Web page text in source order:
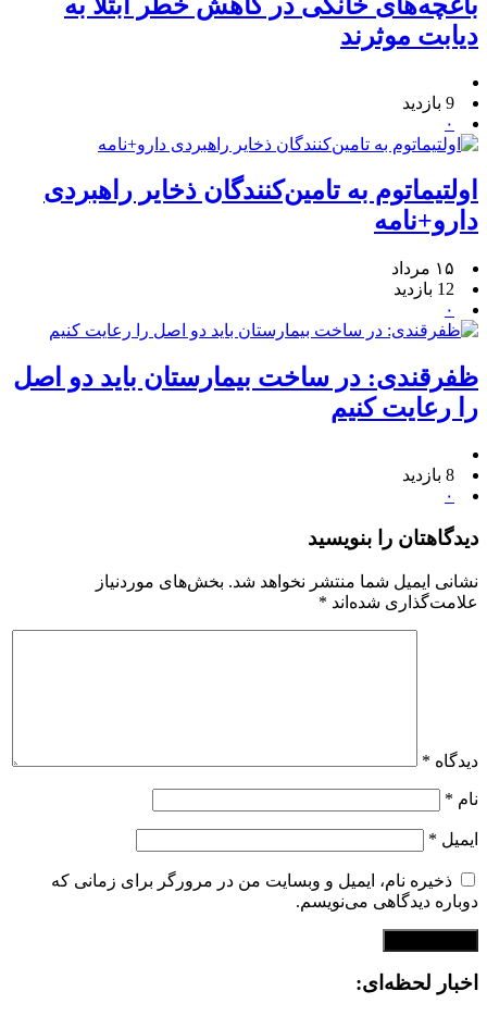
دیابت موثرند
9 بازدید
۰
اولتیماتوم به تامین‌کنندگان ذخایر راهبردی
دارو+نامه
۱۵ مرداد
12 بازدید
۰
ظفرقندی: در ساخت بیمارستان باید دو اصل
را رعایت کنیم
8 بازدید
۰
دیدگاهتان را بنویسید
نشانی ایمیل شما منتشر نخواهد شد. بخش‌های موردنیاز
علامت‌گذاری شده‌اند *
دیدگاه *
نام *
ایمیل *
ذخیره نام، ایمیل و وبسایت من در مرورگر برای زمانی که
دوباره دیدگاهی می‌نویسم.
اخبار لحظه‌ای: